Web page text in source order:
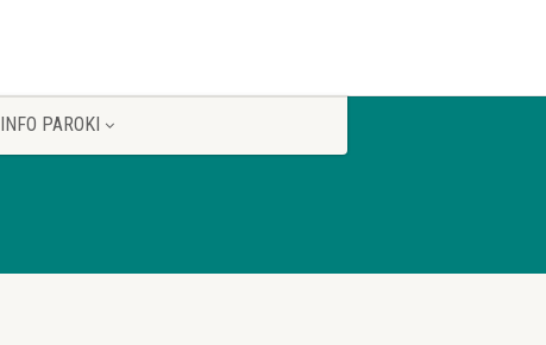
INFO PAROKI